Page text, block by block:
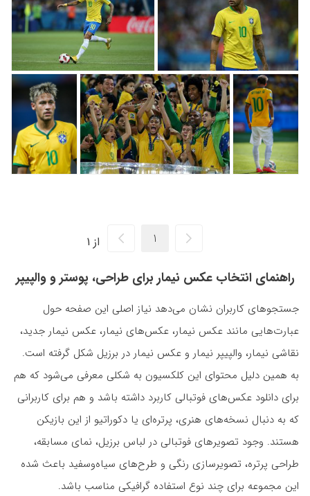
از 1
راهنمای انتخاب عکس نیمار برای طراحی، پوستر و والپیپر
جستجوهای کاربران نشان می‌دهد نیاز اصلی این صفحه حول
عبارت‌هایی مانند عکس نیمار، عکس‌های نیمار، عکس نیمار جدید،
نقاشی نیمار، والپیپر نیمار و عکس نیمار در برزیل شکل گرفته است.
به همین دلیل محتوای این کلکسیون به شکلی معرفی می‌شود که هم
برای دانلود عکس‌های فوتبالی کاربرد داشته باشد و هم برای کاربرانی
که به دنبال نسخه‌های هنری، پرتره‌ای یا دکوراتیو از این بازیکن
هستند. وجود تصویرهای فوتبالی در لباس برزیل، نمای مسابقه،
طراحی پرتره، تصویرسازی رنگی و طرح‌های سیاه‌وسفید باعث شده
این مجموعه برای چند نوع استفاده گرافیکی مناسب باشد.